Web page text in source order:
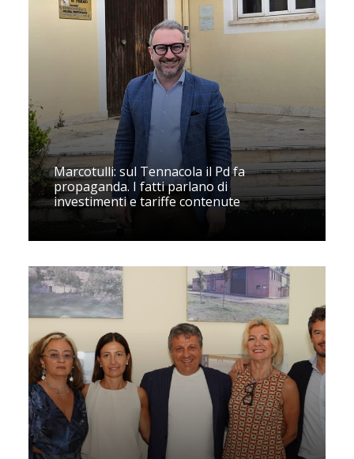
Marcotulli: sul Tennacola il Pd fa
propaganda. I fatti parlano di
investimenti e tariffe contenute